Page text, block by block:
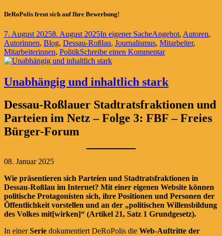
DeRoPolis freut sich auf Ihre Bewerbung!
Veröffentlicht
am
7. August 20258. August 2025Kategorien
In eigener SacheSchlagwörter
Angebot, Autoren,
Autorinnen, Blog, Dessau-Roßlau, Journalismus, Mitarbeiter,
Mitarbeiterinnen, PolitikSchreibe einen Kommentarzu
und
Autoren
Unabhängig und inhaltlich stark
Dessau-Roßlauer Stadtratsfraktionen und
Parteien im Netz – Folge 3: FBF – Freies
Bürger-Forum
08. Januar 2025
Wie präsentieren sich Parteien und Stadtratsfraktionen in
Dessau-Roßlau im Internet? Mit einer eigenen Website können
politische Protagonisten sich, ihre Positionen und Personen der
Öffentlichkeit vorstellen und an der „politischen Willensbildung
des Volkes mit[wirken]“ (Artikel 21, Satz 1 Grundgesetz).
In einerSerie dokumentiert DeRoPolis die Web-Auftritte der